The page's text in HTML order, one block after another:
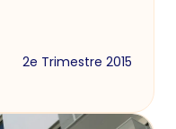
2e Trimestre 2015